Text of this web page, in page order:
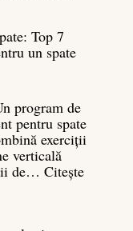
este
sa
cu
masa
musculară
Top 7
un spate
program de
pentru spate
exerciții
verticală
de… Citește